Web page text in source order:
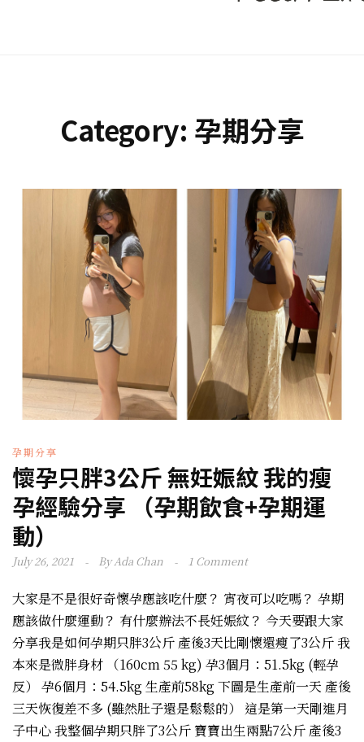
Category: 孕期分享
孕期分享
懷孕只胖3公斤 無妊娠紋 我的瘦
孕經驗分享 （孕期飲食+孕期運
動）
July 26, 2021 ByAda Chan 1 Comment
大家是不是很好奇懷孕應該吃什麼？ 宵夜可以吃嗎？ 孕期
應該做什麼運動？ 有什麼辦法不長妊娠紋？ 今天要跟大家
分享我是如何孕期只胖3公斤 產後3天比剛懷還瘦了3公斤 我
本來是微胖身材 （160cm 55 kg) 孕3個月：51.5kg (輕孕
反） 孕6個月：54.5kg 生產前58kg 下圖是生產前一天 產後
三天恢復差不多 (雖然肚子還是鬆鬆的） 這是第一天剛進月
子中心 我整個孕期只胖了3公斤 寶寶出生兩點7公斤 產後3